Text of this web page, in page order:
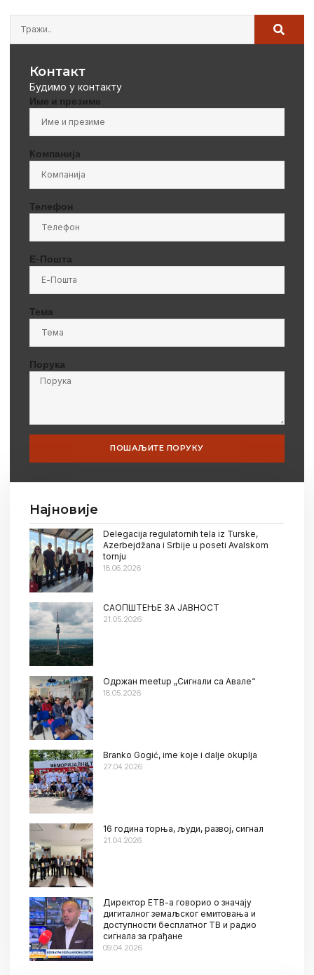
Контакт
Будимо у контакту
Име и презиме
Компанија
Телефон
Е-Пошта
Тема
Порука
ПОШАЉИТЕ ПОРУКУ
Најновије
Delegacija regulatornih tela iz Turske,
Azerbejdžana i Srbije u poseti Avalskom
tornju
18.06.2026
САОПШТЕЊЕ ЗА ЈАВНОСТ
21.05.2026
Oдржан meetup „Сигнали са Авале“
18.05.2026
Branko Gogić, ime koje i dalje okuplja
27.04.2026
16 година торња, људи, развој, сигнал
21.04.2026
Директор ЕТВ-а говорио о значају
дигиталног земаљског емитовања и
доступности бесплатног ТВ и радио
сигнала за грађане
09.04.2026